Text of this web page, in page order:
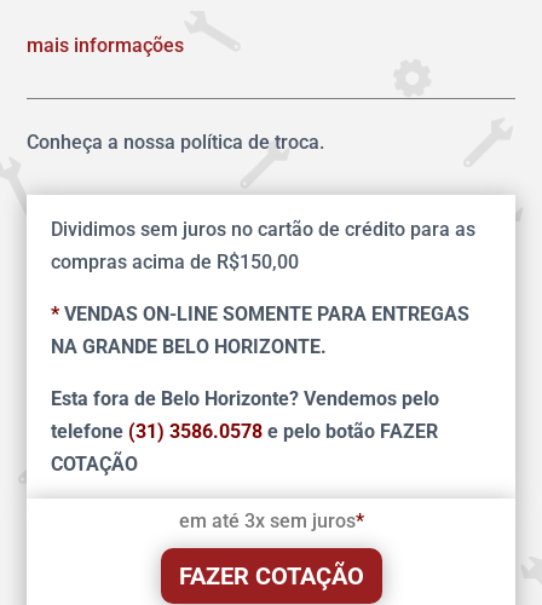
mais informações
Conheça a nossa política de troca.
Dividimos sem juros no cartão de crédito para as
compras acima de R$150,00
* VENDAS ON-LINE SOMENTE PARA ENTREGAS
NA GRANDE BELO HORIZONTE.
Esta fora de Belo Horizonte? Vendemos pelo
telefone (31) 3586.0578 e pelo botão FAZER
COTAÇÃO
em até 3x sem juros*
FAZER COTAÇÃO